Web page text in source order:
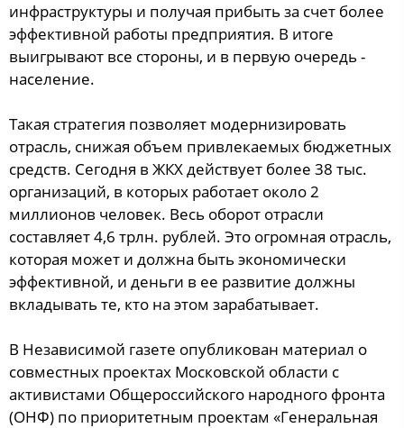
инфраструктуры и получая прибыть за счет более
эффективной работы предприятия. В итоге
выигрывают все стороны, и в первую очередь -
население.
Такая стратегия позволяет модернизировать
отрасль, снижая объем привлекаемых бюджетных
средств. Сегодня в ЖКХ действует более 38 тыс.
организаций, в которых работает около 2
миллионов человек. Весь оборот отрасли
составляет 4,6 трлн. рублей. Это огромная отрасль,
которая может и должна быть экономически
эффективной, и деньги в ее развитие должны
вкладывать те, кто на этом зарабатывает.
В Независимой газете опубликован материал о
совместных проектах Московской области с
активистами Общероссийского народного фронта
(ОНФ) по приоритетным проектам «Генеральная